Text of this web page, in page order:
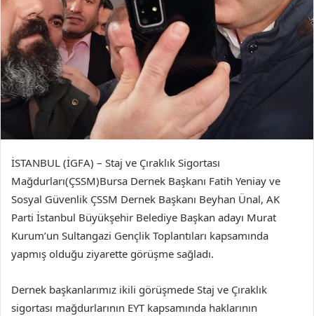
İSTANBUL (İGFA) – Staj ve Çıraklık Sigortası
Mağdurları(ÇSSM)Bursa Dernek Başkanı Fatih Yeniay ve
Sosyal Güvenlik ÇSSM Dernek Başkanı Beyhan Ünal, AK
Parti İstanbul Büyükşehir Belediye Başkan adayı Murat
Kurum’un Sultangazi Gençlik Toplantıları kapsamında
yapmış olduğu ziyarette görüşme sağladı.
Dernek başkanlarımız ikili görüşmede Staj ve Çıraklık
sigortası mağdurlarının EYT kapsamında haklarının